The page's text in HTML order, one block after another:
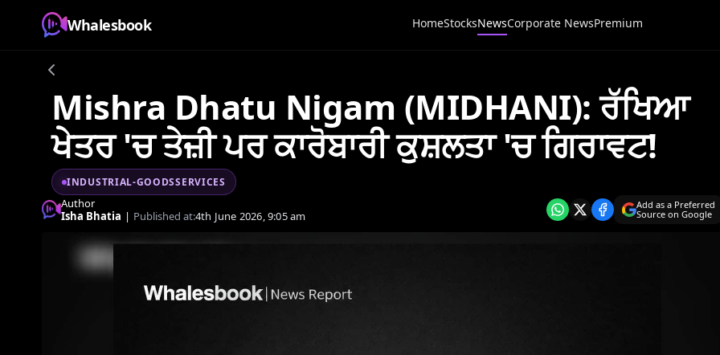
Whalesbook HomeStocksNewsCorporate NewsPremium
Mishra Dhatu Nigam (MIDHANI): ਰੱਖਿਆ
ਖੇਤਰ 'ਚ ਤੇਜ਼ੀ ਪਰ ਕਾਰੋਬਾਰੀ ਕੁਸ਼ਲਤਾ 'ਚ ਗਿਰਾਵਟ!
INDUSTRIAL-GOODSSERVICES
Author
Isha Bhatia | Published at:4th June 2026, 9:05 am
Add as a Preferred
Source on Google